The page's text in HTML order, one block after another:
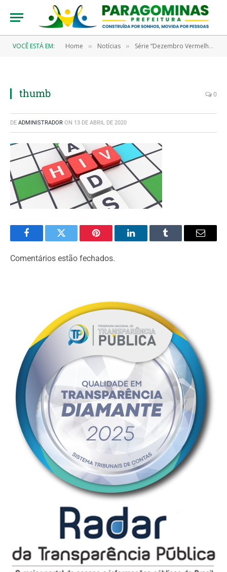
VOCÊ ESTÁ EM: Home » Notícias » Série “Dezembro Vermelho” – Como surgiu a AIDS?
thumb 0
DE ADMINISTRADOR ON 13 DE ABRIL DE 2020
FacebookTwitter Pinterest LinkedInTumblr Email
Comentários estão fechados.